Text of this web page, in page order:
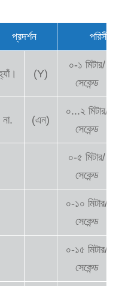
প্রদর্শন পরিসীমা
(Y)
০-১ মিটার/
সেকেন্ড
না. (এন)
০...২ মিটার/
সেকেন্ড
০-৫ মিটার/
সেকেন্ড
০-১০ মিটার/
সেকেন্ড
০-১৫ মিটার/
সেকেন্ড